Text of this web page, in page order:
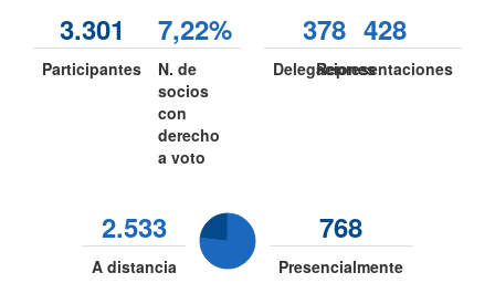
3.301
Participantes
7,22%
N. de
socios
con
derecho
a voto
378
Delegaciones
428
Representaciones
2.533 768
A distancia Presencialmente